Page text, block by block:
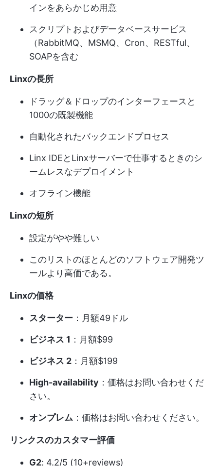
インをあらかじめ用意
スクリプトおよびデータベースサービス
（RabbitMQ、MSMQ、Cron、RESTful、
SOAPを含む
Linxの長所
ドラッグ＆ドロップのインターフェースと
1000の既製機能
自動化されたバックエンドプロセス
Linx IDEとLinxサーバーで仕事するときのシ
ームレスなデプロイメント
オフライン機能
Linxの短所
設定がやや難しい
このリストのほとんどのソフトウェア開発ツ
ールより高価である。
Linxの価格
スターター ：月額49ドル
ビジネス 1 ：月額$99
ビジネス 2 ：月額$199
High-availability ：価格はお問い合わせくだ
さい。
オンプレム ：価格はお問い合わせください。
リンクスのカスタマー評価
G2: 4.2/5 (10+reviews)